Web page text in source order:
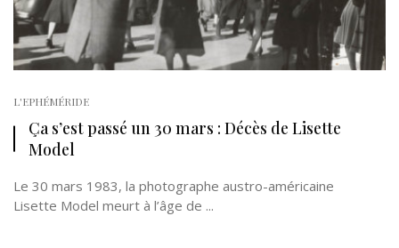
L'EPHÉMÉRIDE
Ça s’est passé un 30 mars : Décès de Lisette
Model
Le 30 mars 1983, la photographe austro-américaine
Lisette Model meurt à l’âge de ...